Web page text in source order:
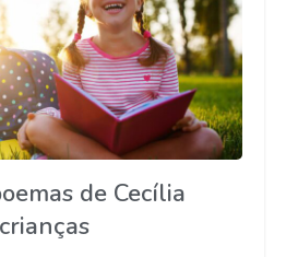
de Cecília